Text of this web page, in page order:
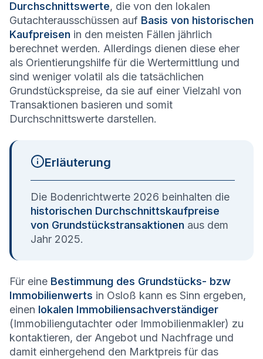
Durchschnittswerte, die von den lokalen
Gutachterausschüssen auf Basis von historischen
Kaufpreisen in den meisten Fällen jährlich
berechnet werden. Allerdings dienen diese eher
als Orientierungshilfe für die Wertermittlung und
sind weniger volatil als die tatsächlichen
Grundstückspreise, da sie auf einer Vielzahl von
Transaktionen basieren und somit
Durchschnittswerte darstellen.
Erläuterung
Die Bodenrichtwerte 2026 beinhalten die
historischen Durchschnittskaufpreise
von Grundstückstransaktionen aus dem
Jahr 2025.
Für eine Bestimmung des Grundstücks- bzw
Immobilienwerts in Osloß kann es Sinn ergeben,
einen lokalen Immobiliensachverständiger
(Immobiliengutachter oder Immobilienmakler) zu
kontaktieren, der Angebot und Nachfrage und
damit einhergehend den Marktpreis für das